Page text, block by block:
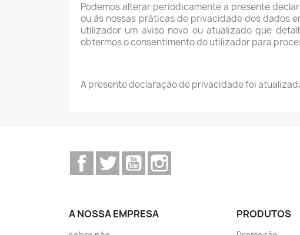
Podemos alterar periodicamente a presente
ou às nossas práticas de privacidade dos dados
utilizador um aviso novo ou atualizado que
obtermos o consentimento do utilizador para
A presente declaração de privacidade foi
FacebookTwitterYouTube
A NOSSA EMPRESA PRODUTOS